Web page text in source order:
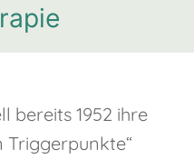
bereits 1952 ihre
Triggerpunkte“